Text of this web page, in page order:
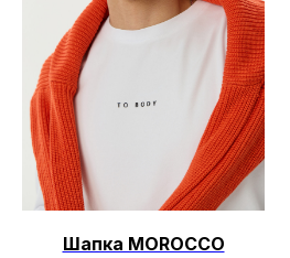
Шапка MOROCCO